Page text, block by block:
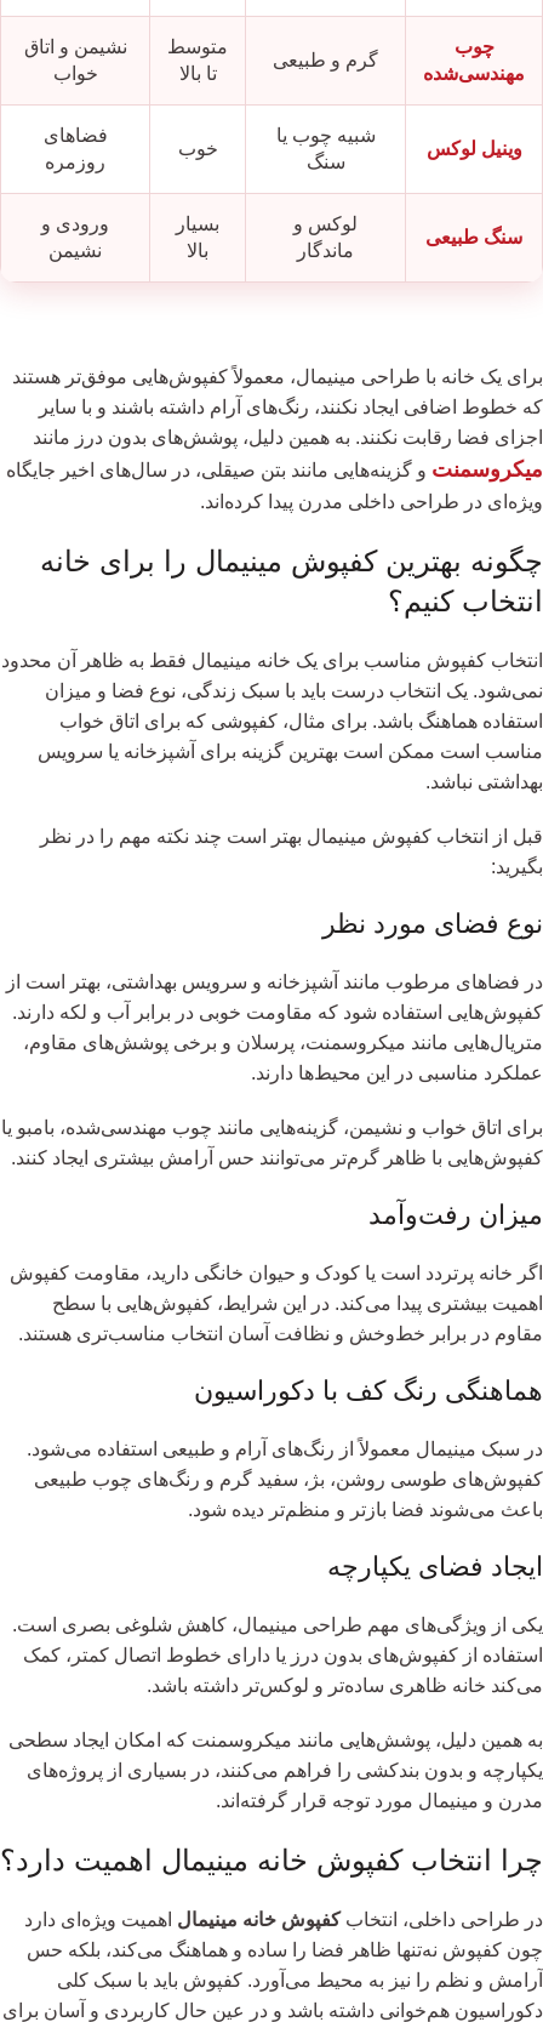
چوب
مهندسی‌شده
گرم و طبیعی
متوسط
تا بالا
نشیمن و اتاق
خواب
وینیل لوکس
شبیه چوب یا
سنگ
خوب
فضاهای
روزمره
سنگ طبیعی
لوکس و
ماندگار
بسیار
بالا
ورودی و
نشیمن
برای یک خانه با طراحی مینیمال، معمولاً کفپوش‌هایی موفق‌تر هستند
که خطوط اضافی ایجاد نکنند، رنگ‌های آرام داشته باشند و با سایر
اجزای فضا رقابت نکنند. به همین دلیل، پوشش‌های بدون درز مانند
میکروسمنت و گزینه‌هایی مانند بتن صیقلی، در سال‌های اخیر جایگاه
ویژه‌ای در طراحی داخلی مدرن پیدا کرده‌اند.
چگونه بهترین کفپوش مینیمال را برای خانه
انتخاب کنیم؟
انتخاب کفپوش مناسب برای یک خانه مینیمال فقط به ظاهر آن محدود
نمی‌شود. یک انتخاب درست باید با سبک زندگی، نوع فضا و میزان
استفاده هماهنگ باشد. برای مثال، کفپوشی که برای اتاق خواب
مناسب است ممکن است بهترین گزینه برای آشپزخانه یا سرویس
بهداشتی نباشد.
قبل از انتخاب کفپوش مینیمال بهتر است چند نکته مهم را در نظر
بگیرید:
نوع فضای مورد نظر
در فضاهای مرطوب مانند آشپزخانه و سرویس بهداشتی، بهتر است از
کفپوش‌هایی استفاده شود که مقاومت خوبی در برابر آب و لکه دارند.
متریال‌هایی مانند میکروسمنت، پرسلان و برخی پوشش‌های مقاوم،
عملکرد مناسبی در این محیط‌ها دارند.
برای اتاق خواب و نشیمن، گزینه‌هایی مانند چوب مهندسی‌شده، بامبو یا
کفپوش‌هایی با ظاهر گرم‌تر می‌توانند حس آرامش بیشتری ایجاد کنند.
میزان رفت‌وآمد
اگر خانه پرتردد است یا کودک و حیوان خانگی دارید، مقاومت کفپوش
اهمیت بیشتری پیدا می‌کند. در این شرایط، کفپوش‌هایی با سطح
مقاوم در برابر خط‌وخش و نظافت آسان انتخاب مناسب‌تری هستند.
هماهنگی رنگ کف با دکوراسیون
در سبک مینیمال معمولاً از رنگ‌های آرام و طبیعی استفاده می‌شود.
کفپوش‌های طوسی روشن، بژ، سفید گرم و رنگ‌های چوب طبیعی
باعث می‌شوند فضا بازتر و منظم‌تر دیده شود.
ایجاد فضای یکپارچه
یکی از ویژگی‌های مهم طراحی مینیمال، کاهش شلوغی بصری است.
استفاده از کفپوش‌های بدون درز یا دارای خطوط اتصال کمتر، کمک
می‌کند خانه ظاهری ساده‌تر و لوکس‌تر داشته باشد.
به همین دلیل، پوشش‌هایی مانند میکروسمنت که امکان ایجاد سطحی
یکپارچه و بدون بندکشی را فراهم می‌کنند، در بسیاری از پروژه‌های
مدرن و مینیمال مورد توجه قرار گرفته‌اند.
چرا انتخاب کفپوش خانه مینیمال اهمیت دارد؟
در طراحی داخلی، انتخابکفپوش خانه مینیمال اهمیت ویژه‌ای دارد
چون کفپوش نه‌تنها ظاهر فضا را ساده و هماهنگ می‌کند، بلکه حس
آرامش و نظم را نیز به محیط می‌آورد. کفپوش باید با سبک کلی
دکوراسیون هم‌خوانی داشته باشد و در عین حال کاربردی و آسان برای